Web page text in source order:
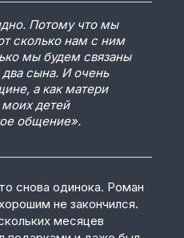
Потому что мы
сколько нам с ним
мы будем связаны
два сына. И очень
а как матери
детей
общение».
снова одинока. Роман
не закончился.
месяцев